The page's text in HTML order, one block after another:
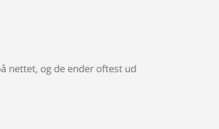
nettet, og de ender oftest ud